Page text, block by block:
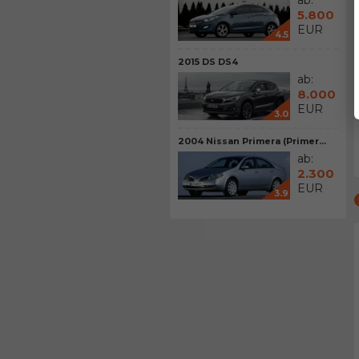
4.5
5.800
EUR
2015 DS DS4
3.0
ab:
8.000
EUR
2004 Nissan Primera (Primer...
3.9
ab:
2.300
EUR